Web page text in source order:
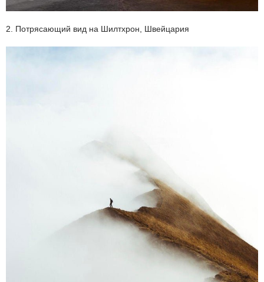
2. Потрясающий вид на Шилтхрон, Швейцария